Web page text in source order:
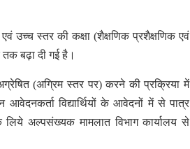
उच्च स्तर की कक्षा (शैक्षणिक प्रशैक्षणिक एवं
बढ़ा दी गई है।
(अग्रिम स्तर पर) करने की प्रक्रिया में
विद्यार्थियों के आवेदनों में से पात्र
लिये अल्पसंख्यक मामलात विभाग कार्यालय से